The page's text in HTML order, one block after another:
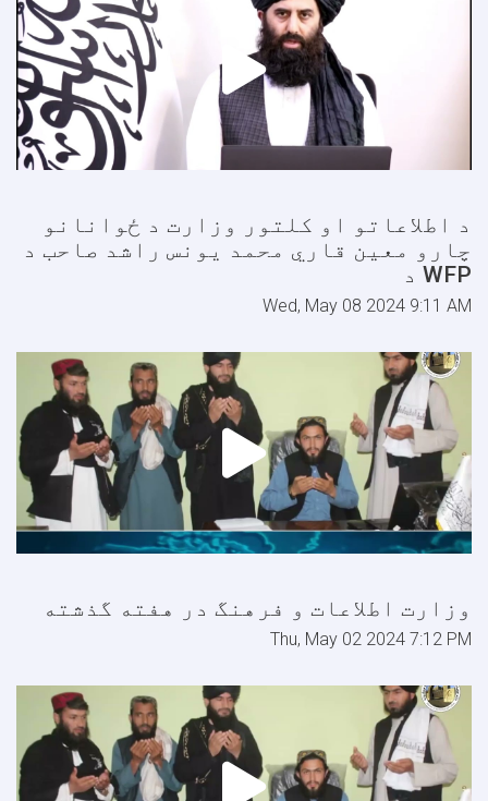
د اطلاعاتو او کلتور وزارت د ځوانانو
چارو معین قاري محمد يونس راشد صاحب د
WFP د
Wed, May 08 2024 9:11 AM
وزارت اطلاعات و فرهنگ در هفته گذشته
Thu, May 02 2024 7:12 PM